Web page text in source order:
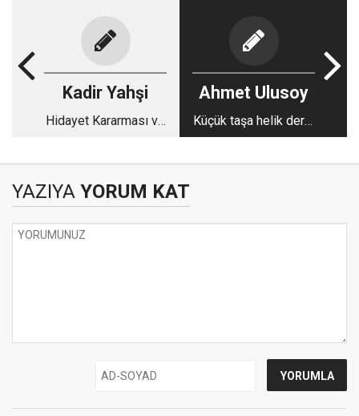
Kadir Yahşi
Hidayet Kararması ve
Ahmet Ulusoy
Küçük taşa helik deriz
biz köyde
YAZIYA YORUM KAT